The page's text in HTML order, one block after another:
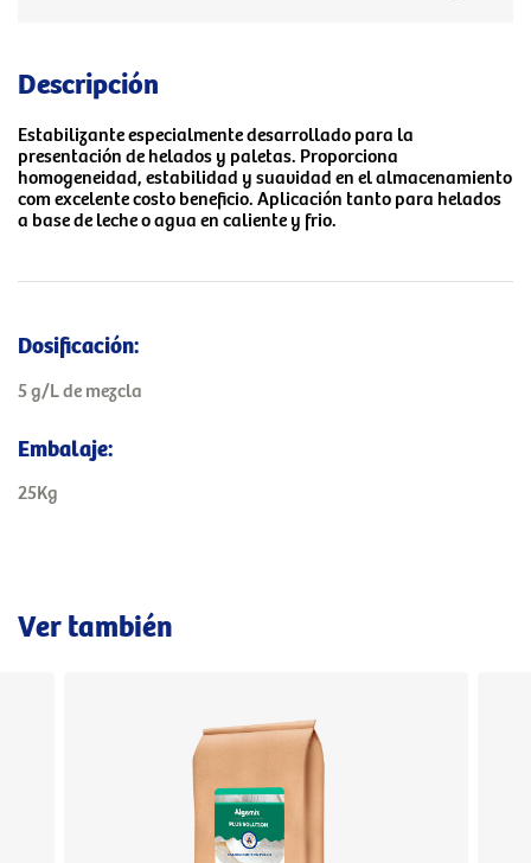
Descripción
Estabilizante especialmente desarrollado para la
presentación de helados y paletas. Proporciona
homogeneidad, estabilidad y suavidad en el almacenamiento
com excelente costo beneficio. Aplicación tanto para helados
a base de leche o agua en caliente y frio.
Dosificación:
5 g/L de mezcla
Embalaje:
25Kg
Ver también